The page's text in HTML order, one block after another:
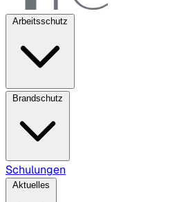
Arbeitsschutz
Brandschutz
Schulungen
Aktuelles